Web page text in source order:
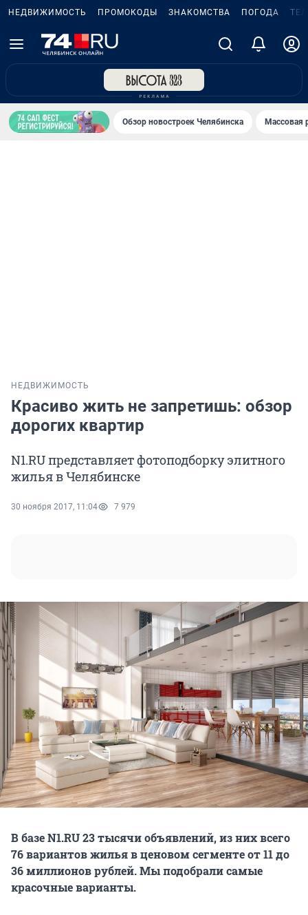
НЕДВИЖИМОСТЬ ПРОМОКОДЫ ЗНАКОМСТВА ПОГОДА
Обзор новостроек Челябинска Массовая
НЕДВИЖИМОСТЬ
Красиво жить не запретишь: обзор
дорогих квартир
N1.RU представляет фотоподборку элитного
жилья в Челябинске
30 ноября 2017, 11:04 7 979
В базеN1.RU 23 тысячи объявлений, из них всего
76 вариантов жилья в ценовом сегменте от 11 до
36 миллионов рублей. Мы подобрали самые
красочные варианты.